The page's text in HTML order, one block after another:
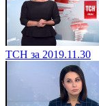
ТСН за 2019.11.30